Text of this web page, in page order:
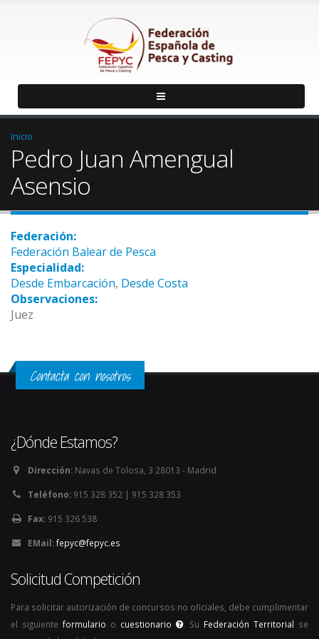
Inicio
Pedro Juan Amengual
Asensio
Federación:
Federación Balear de Pesca
Especialidad:
Desde Embarcación, Desde Costa
Observaciones:
Juez
Contacta con nosotros
¿Dónde Estamos?
Dirección: Navas de Tolosa, 3 28013 - Madrid
Teléfono: 915 328 352 | 915 328 353
Fax: 915 326 538
EMail:fepyc@fepyc.es
Solicitud Competición
Para solicitar autorización de concursos no oficiales, debe cumplimentar
el siguiente formulario o cuestionario . Su Federación Territorial se